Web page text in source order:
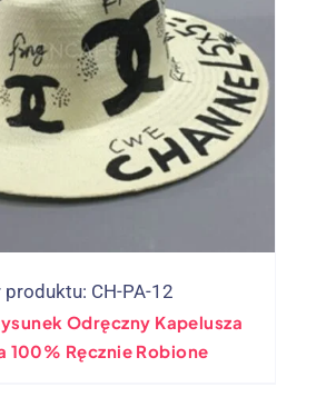
produktu: CH-PA-12
Odręczny Kapelusza
100% Ręcznie Robione